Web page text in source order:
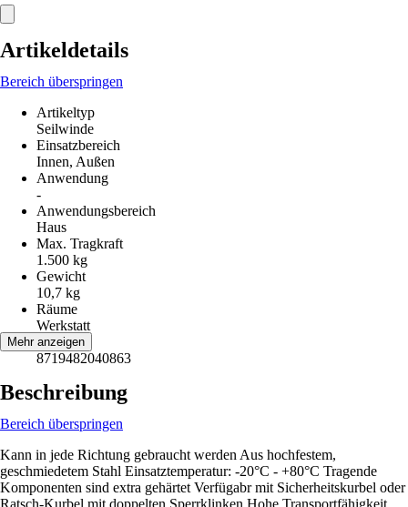
Artikeldetails
Bereich überspringen
Artikeltyp
Seilwinde
Einsatzbereich
Innen, Außen
Anwendung
-
Anwendungsbereich
Haus
Max. Tragkraft
1.500 kg
Gewicht
10,7 kg
Räume
Werkstatt
EAN
8719482040863
Mehr anzeigen
Beschreibung
Bereich überspringen
Kann in jede Richtung gebraucht werden Aus hochfestem,
geschmiedetem Stahl Einsatztemperatur: -20°C - +80°C Tragende
Komponenten sind extra gehärtet Verfügabr mit Sicherheitskurbel oder
Ratsch-Kurbel mit doppelten Sperrklinken Hohe Transportfähigkeit